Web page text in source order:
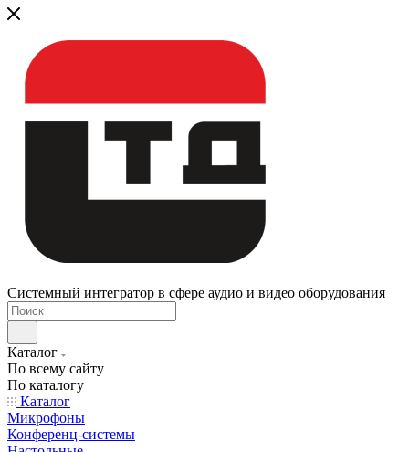
Системный интегратор в сфере аудио и видео оборудования
Каталог
По всему сайту
По каталогу
Каталог
Микрофоны
Конференц-системы